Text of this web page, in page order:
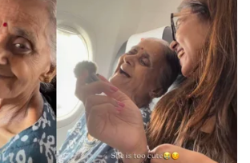
ന്യൂസ് മലയാളത്തിലൂടെHealth
Food and Recipesതുടങ്ങി
നയിക്കാൻ സഹായിക്കുന്ന
— നിങ്ങളുടെ